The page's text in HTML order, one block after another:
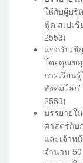
ให้กับผู้บริ
ฟู้ด สเปเ
2553)
แขกรับเชิ
โดยคุณชยุ
การเรียน
สังคมโลก
2553)
บรรยายใ
ศาสตร์กับ
และเจ้าห
จำนวน